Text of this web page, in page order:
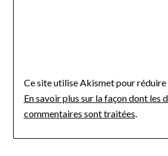
Ce site utilise Akismet pour réduire
En savoir plus sur la façon dont les
commentaires sont traitées